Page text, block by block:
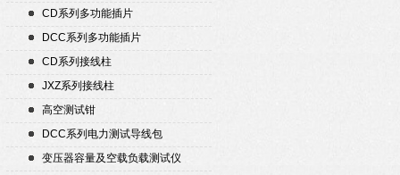
CD系列多功能插片
DCC系列多功能插片
CD系列接线柱
JXZ系列接线柱
高空测试钳
DCC系列电力测试导线包
变压器容量及空载负载测试仪